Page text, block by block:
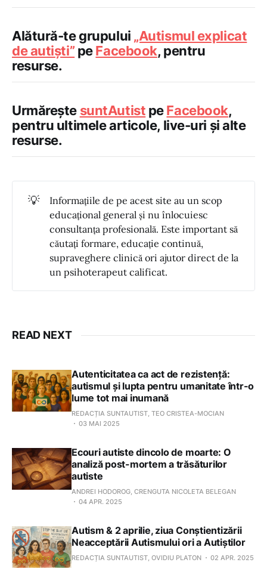
Alătură-te grupului „Autismul explicat
de autiști” peFacebook, pentru
resurse.
Urmărește suntAutist peFacebook,
pentru ultimele articole, live-uri și alte
resurse.
💡
Informațiile de pe acest site au un scop
educațional general și nu înlocuiesc
consultanța profesională. Este important să
căutați formare, educație continuă,
supraveghere clinică ori ajutor direct de la
un psihoterapeut calificat.
READ NEXT
Autenticitatea ca act de rezistență:
autismul și lupta pentru umanitate într-o
lume tot mai inumană
REDACȚIA SUNTAUTIST, TEO CRISTEA-MOCIAN
03 MAI 2025
Ecouri autiste dincolo de moarte: O
analiză post-mortem a trăsăturilor
autiste
ANDREI HODOROG, CRENGUTA NICOLETA BELEGAN
04 APR. 2025
Autism & 2 aprilie, ziua Conștientizării
Neacceptării Autismului ori a Autiștilor
REDACȚIA SUNTAUTIST, OVIDIU PLATON 02 APR. 2025